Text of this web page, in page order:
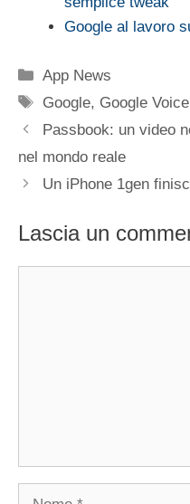
Google al lavoro
Categorie
App News
Tag
Google, Google Voice
Passbook: un video
nel mondo reale
Un iPhone 1gen
Lascia un
Nome